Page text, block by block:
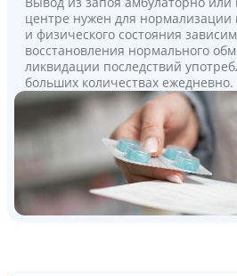
центре нужен для нормализации
и физического состояния
восстановления нормального
ликвидации последствий
больших количествах ежедневно.